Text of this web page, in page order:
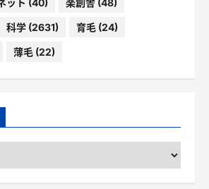
科学(2631) 育毛(24)
薄毛(22)